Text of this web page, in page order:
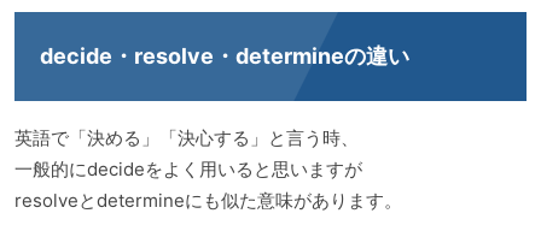
decide・resolve・determineの違い
英語で「決める」「決心する」と言う時、
一般的にdecideをよく用いると思いますが
resolveとdetermineにも似た意味があります。